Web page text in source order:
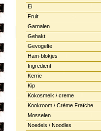
Ei
Fruit
Garnalen
Gehakt
Gevogelte
Ham-blokjes
Ingrediënt
Kerrie
Kip
Kokosmelk / creme
Kookroom / Crème Fraîche
Mosselen
Noedels / Noodles